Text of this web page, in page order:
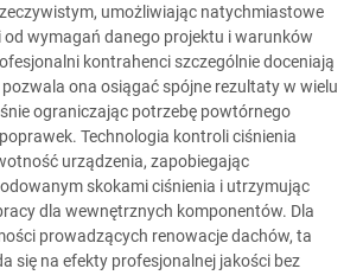
umożliwiając natychmiastowe
od wymagań danego projektu i warunków
kontrahenci szczególnie doceniają
ona osiągać spójne rezultaty w wielu
ograniczając potrzebę powtórnego
Technologia kontroli ciśnienia
urządzenia, zapobiegając
skokami ciśnienia i utrzymując
dla wewnętrznych komponentów. Dla
prowadzących renowacje dachów, ta
się na efekty profesjonalnej jakości bez